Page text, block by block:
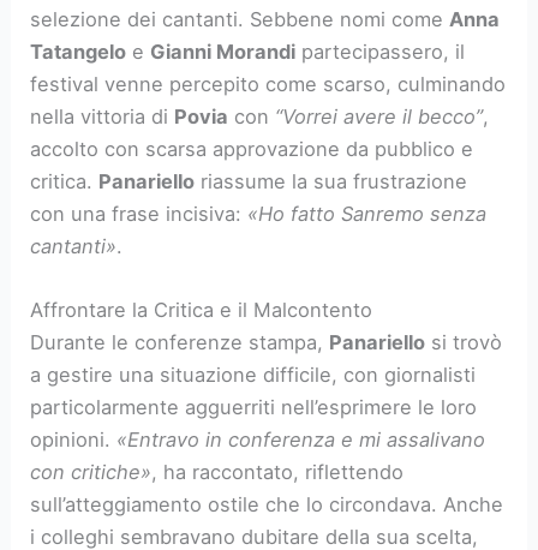
selezione dei cantanti. Sebbene nomi come Anna
Tatangelo e Gianni Morandi partecipassero, il
festival venne percepito come scarso, culminando
nella vittoria di Povia con “Vorrei avere il becco”,
accolto con scarsa approvazione da pubblico e
critica. Panariello riassume la sua frustrazione
con una frase incisiva: «Ho fatto Sanremo senza
cantanti».
Affrontare la Critica e il Malcontento
Durante le conferenze stampa, Panariello si trovò
a gestire una situazione difficile, con giornalisti
particolarmente agguerriti nell’esprimere le loro
opinioni. «Entravo in conferenza e mi assalivano
con critiche», ha raccontato, riflettendo
sull’atteggiamento ostile che lo circondava. Anche
i colleghi sembravano dubitare della sua scelta,